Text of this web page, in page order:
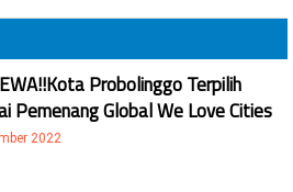
Probolinggo Terpilih
Pemenang Global We Love Cities
2022